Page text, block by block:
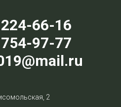
66-16
97-77
2